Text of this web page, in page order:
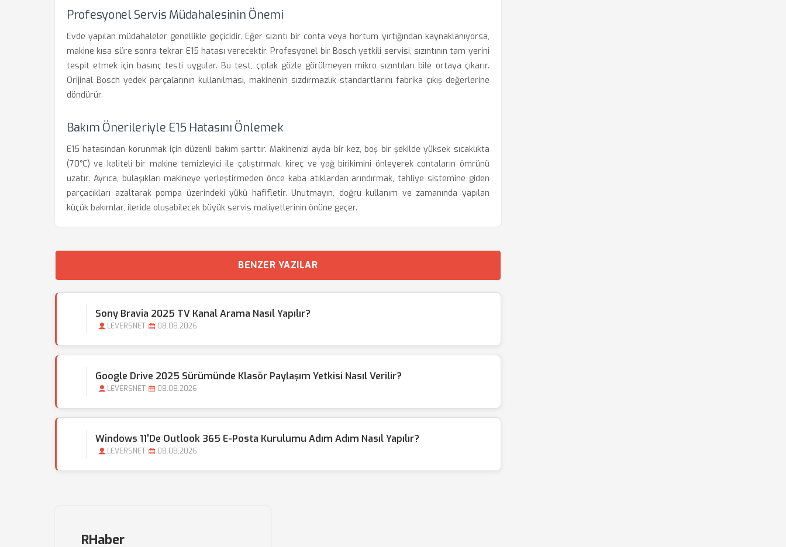
Profesyonel Servis Müdahalesinin Önemi
Evde yapılan müdahaleler genellikle geçicidir. Eğer sızıntı bir conta veya hortum yırtığından kaynaklanıyorsa,
makine kısa süre sonra tekrar E15 hatası verecektir. Profesyonel bir Bosch yetkili servisi, sızıntının tam yerini
tespit etmek için basınç testi uygular. Bu test, çıplak gözle görülmeyen mikro sızıntıları bile ortaya çıkarır.
Orijinal Bosch yedek parçalarının kullanılması, makinenin sızdırmazlık standartlarını fabrika çıkış değerlerine
döndürür.
Bakım Önerileriyle E15 Hatasını Önlemek
E15 hatasından korunmak için düzenli bakım şarttır. Makinenizi ayda bir kez, boş bir şekilde yüksek sıcaklıkta
(70°C) ve kaliteli bir makine temizleyici ile çalıştırmak, kireç ve yağ birikimini önleyerek contaların ömrünü
uzatır. Ayrıca, bulaşıkları makineye yerleştirmeden önce kaba atıklardan arındırmak, tahliye sistemine giden
parçacıkları azaltarak pompa üzerindeki yükü hafifletir. Unutmayın, doğru kullanım ve zamanında yapılan
küçük bakımlar, ileride oluşabilecek büyük servis maliyetlerinin önüne geçer.
BENZER YAZILAR
Sony Bravia 2025 TV Kanal Arama Nasıl Yapılır?
LEVERSNET 08.08.2026
Google Drive 2025 Sürümünde Klasör Paylaşım Yetkisi Nasıl Verilir?
LEVERSNET 08.08.2026
Windows 11'de Outlook 365 E-Posta Kurulumu Adım Adım Nasıl Yapılır?
LEVERSNET 08.08.2026
RHaber